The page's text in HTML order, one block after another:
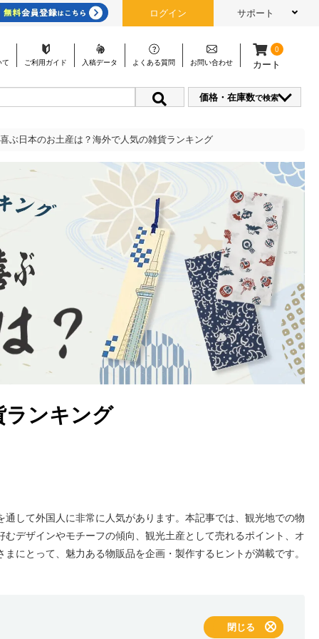
ログイン サポート
て ご利用ガイド 入稿データ よくある質問 お問い合わせ
0
カート
価格・在庫数で検索
ぶ日本のお土産は？海外で人気の雑貨ランキング
ランキング
して外国人に非常に人気があります。本記事では、観光地での物
デザインやモチーフの傾向、観光土産として売れるポイント、オ
にとって、魅力ある物販品を企画・製作するヒントが満載です。
表示する
閉じる